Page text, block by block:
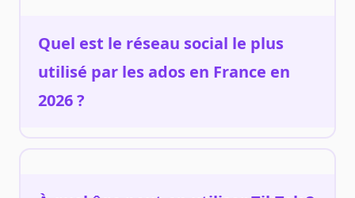
Quel est le réseau social le plus
utilisé par les ados en France en
2026 ?